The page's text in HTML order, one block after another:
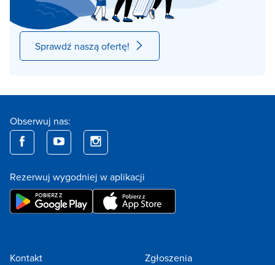
Sprawdź naszą ofertę!
Obserwuj nas:
Rezerwuj wygodniej w aplikacji
Kontakt
Zgłoszenia